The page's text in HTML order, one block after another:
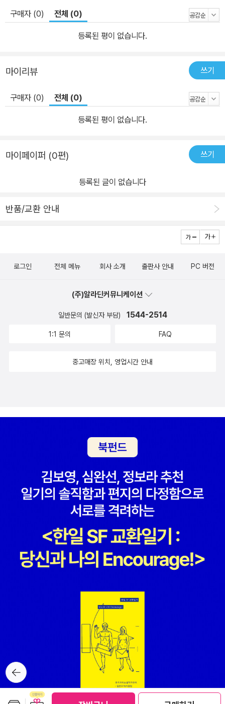
워튼에게 퓰리처상을 안겨주었을 뿐 아니라, 이후 마틴 스코세이지의
연출을 포함해 세 번이나 영화로 만들어져 대중성 역시 입증받았다.
사랑 없는 결혼으로 고통받은 작가의 삶이 곳곳에 실감나게 녹아 있
재하는 긴장과 갈등을 선명하게 목도하고 감각할 수 있을 것이다.
구매자 (0) 전체 (0)
등록된 평이 없습니다.
마이리뷰 쓰기
구매자 (0) 전체 (0)
등록된 평이 없습니다.
마이페이퍼 (0편) 쓰기
등록된 글이 없습니다
반품/교환 안내
뒤로가
기
로그인 전체 메뉴 회사 소개 출판사 안내 PC 버전
(주)알라딘커뮤니케이션
일반문의 (발신자 부담) 1544-2514
1:1 문의 FAQ
중고매장 위치, 영업시간 안내